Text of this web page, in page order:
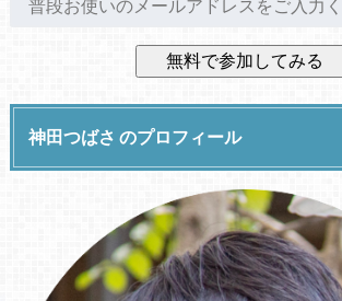
神田つばさ のプロフィール